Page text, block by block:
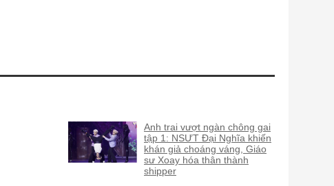
Anh trai vượt ngàn chông gai
tập 1: NSƯT Đại Nghĩa khiến
khán giả choáng váng, Giáo
sư Xoay hóa thân thành
shipper